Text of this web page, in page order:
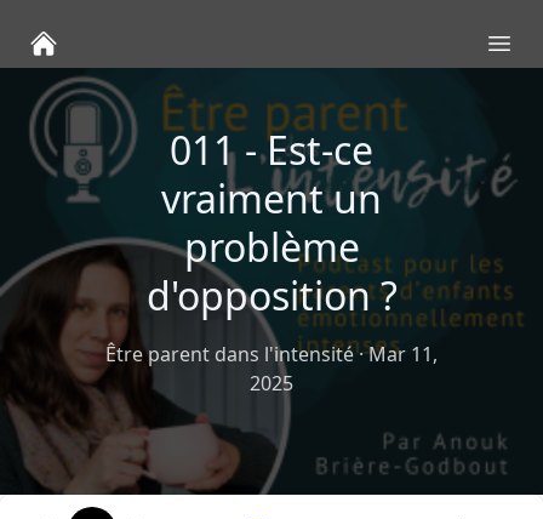
011 - Est-ce
vraiment un
problème
d'opposition ?
Être parent dans l'intensité·Mar 11,
2025